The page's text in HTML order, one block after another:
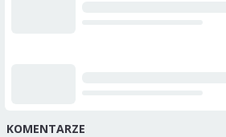
KOMENTARZE